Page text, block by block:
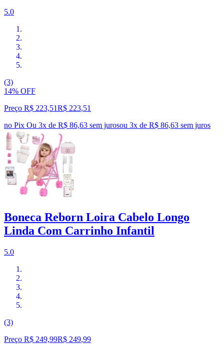
5.0
(3)
14% OFF
Preço R$ 223,51R$ 223,51
no Pix Ou 3x de R$ 86,63 sem jurosou 3x de R$ 86,63 sem juros
Boneca Reborn Loira Cabelo Longo
Linda Com Carrinho Infantil
5.0
(3)
Preço R$ 249,99R$ 249,99